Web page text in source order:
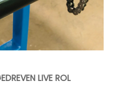
LIVE ROL